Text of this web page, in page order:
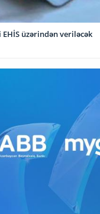
üzərindən veriləcək